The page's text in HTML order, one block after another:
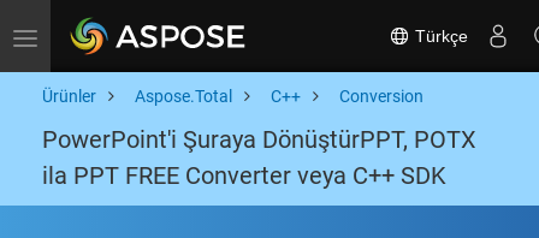
Toggle navigation Türkçe
Ürünler Aspose.Total C++ Conversion
PowerPoint'i Şuraya DönüştürPPT, POTX
ila PPT FREE Converter veya C++ SDK